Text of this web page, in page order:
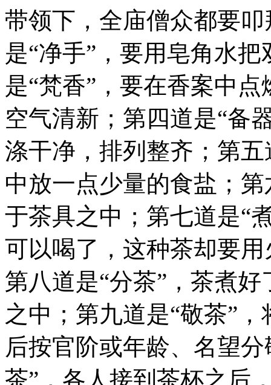
带领下，全庙僧众都要
是“净手”，要用皂角水
是“梵香”，要在香案中
空气清新；第四道是“备
涤干净，排列整齐；第
中放一点少量的食盐；
于茶具之中；第七道是“
可以喝了，这种茶却要
第八道是“分茶”，茶煮
之中；第九道是“敬茶”
后按官阶或年龄、名望
茶”，各人接到茶杯之后